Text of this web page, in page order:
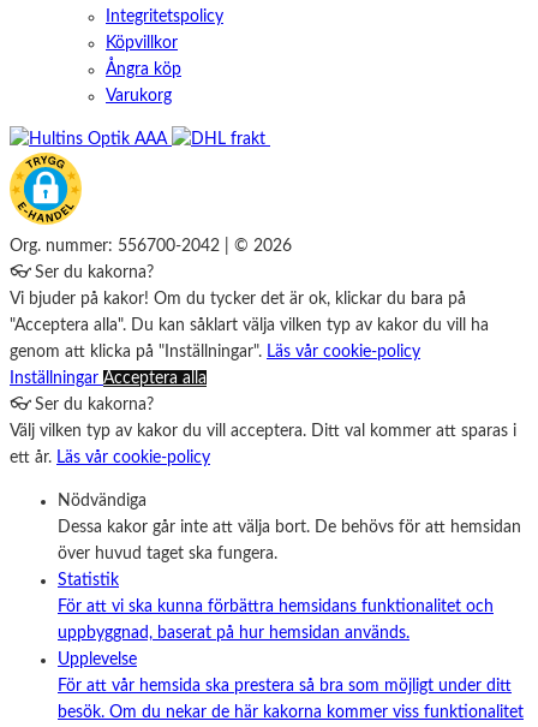
Integritetspolicy
Köpvillkor
Ångra köp
Varukorg
Org. nummer: 556700-2042 | © 2026
👓 Ser du kakorna?
Vi bjuder på kakor! Om du tycker det är ok, klickar du bara på
"Acceptera alla". Du kan såklart välja vilken typ av kakor du vill ha
genom att klicka på "Inställningar". Läs vår cookie-policy
Inställningar Acceptera alla
👓 Ser du kakorna?
Välj vilken typ av kakor du vill acceptera. Ditt val kommer att sparas i
ett år. Läs vår cookie-policy
Nödvändiga
Dessa kakor går inte att välja bort. De behövs för att hemsidan
över huvud taget ska fungera.
Statistik
För att vi ska kunna förbättra hemsidans funktionalitet och
uppbyggnad, baserat på hur hemsidan används.
Upplevelse
För att vår hemsida ska prestera så bra som möjligt under ditt
besök. Om du nekar de här kakorna kommer viss funktionalitet